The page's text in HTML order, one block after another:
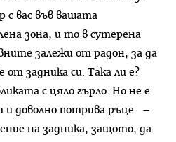
с вас във вашата
зона, и то в сутерена
залежи от радон, за да
от задника си. Така ли е?
с цяло гърло. Но не е
доволно потрива ръце. –
на задника, защото, да